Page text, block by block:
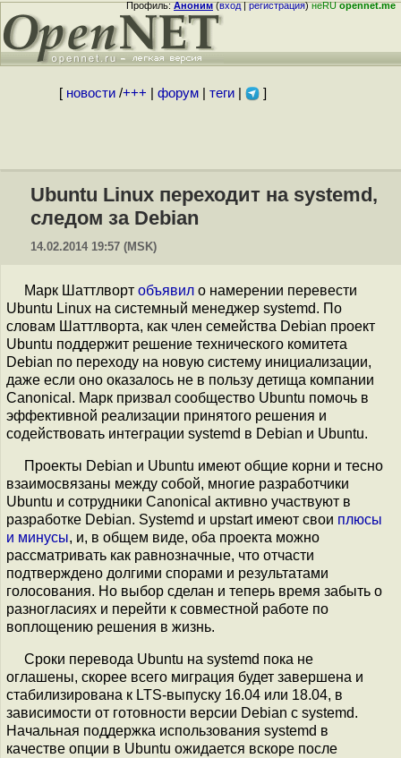
Профиль:Аноним(вход|регистрация)неRUopennet.me
[ новости/+++ форум| теги| ]
Ubuntu Linux переходит на systemd,
следом за Debian
14.02.2014 19:57 (MSK)
Марк Шаттлворт объявил о намерении перевести
Ubuntu Linux на системный менеджер systemd. По
словам Шаттлворта, как член семейства Debian проект
Ubuntu поддержит решение технического комитета
Debian по переходу на новую систему инициализации,
даже если оно оказалось не в пользу детища компании
Canonical. Марк призвал сообщество Ubuntu помочь в
эффективной реализации принятого решения и
содействовать интеграции systemd в Debian и Ubuntu.
Проекты Debian и Ubuntu имеют общие корни и тесно
взаимосвязаны между собой, многие разработчики
Ubuntu и сотрудники Canonical активно участвуют в
разработке Debian. Systemd и upstart имеют свои плюсы
и минусы, и, в общем виде, оба проекта можно
рассматривать как равнозначные, что отчасти
подтверждено долгими спорами и результатами
голосования. Но выбор сделан и теперь время забыть о
разногласиях и перейти к совместной работе по
воплощению решения в жизнь.
Сроки перевода Ubuntu на systemd пока не
оглашены, скорее всего миграция будет завершена и
стабилизирована к LTS-выпуску 16.04 или 18.04, в
зависимости от готовности версии Debian с systemd.
Начальная поддержка использования systemd в
качестве опции в Ubuntu ожидается вскоре после